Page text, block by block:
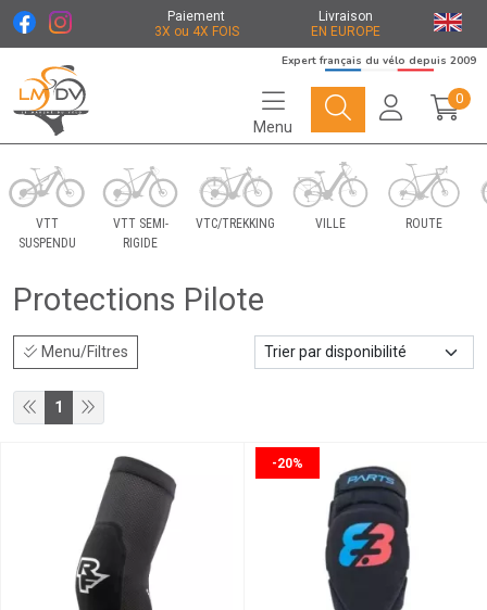
Paiement
3X ou 4X FOIS
Livraison
EN EUROPE
Le Marché du Vélo Votre distributeurs de vélo
Expert français du vélo depuis 2009
Menu
0
VTT
SUSPENDU
VTT SEMI-
RIGIDE
VTC/TREKKING VILLE ROUTE
Protections Pilote
Menu/Filtres
1
-20%